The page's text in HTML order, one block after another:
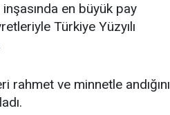
en büyük pay
Türkiye Yüzyılı
rahmet ve minnetle andığını